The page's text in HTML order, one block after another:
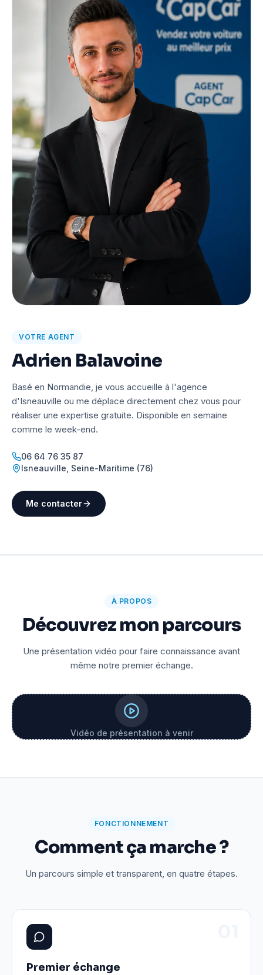
VOTRE AGENT
Adrien Balavoine
Basé en Normandie, je vous accueille à l'agence
d'Isneauville ou me déplace directement chez vous pour
réaliser une expertise gratuite. Disponible en semaine
comme le week-end.
06 64 76 35 87
Isneauville Seine-Maritime (76)
Me contacter
À PROPOS
Découvrez mon parcours
Une présentation vidéo pour faire connaissance avant
même notre premier échange.
Vidéo de présentation à venir
FONCTIONNEMENT
Comment ça marche ?
Un parcours simple et transparent, en quatre étapes.
Premier échange